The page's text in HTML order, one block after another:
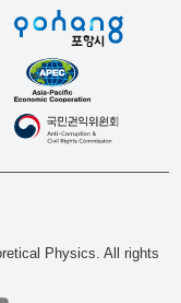
Physics. All rights